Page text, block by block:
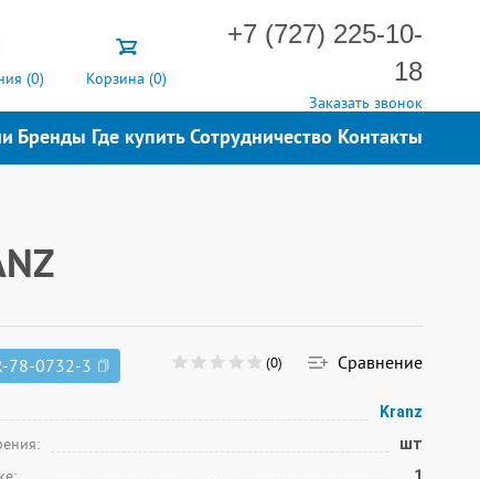
(0) Корзина (0)
+7 (727) 225-10-
18
Заказать звонок
Бренды Где купитьСотрудничество Контакты
78-0732-3 (0) Сравнение
Kranz
шт